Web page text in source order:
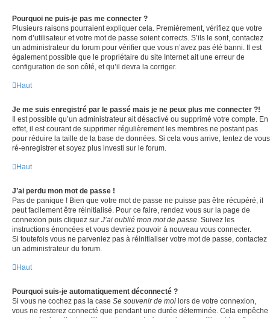
Pourquoi ne puis-je pas me connecter ?
Plusieurs raisons pourraient expliquer cela. Premièrement, vérifiez que votre
nom d’utilisateur et votre mot de passe soient corrects. S’ils le sont, contactez
un administrateur du forum pour vérifier que vous n’avez pas été banni. Il est
également possible que le propriétaire du site Internet ait une erreur de
configuration de son côté, et qu’il devra la corriger.
Haut
Je me suis enregistré par le passé mais je ne peux plus me connecter ?!
Il est possible qu’un administrateur ait désactivé ou supprimé votre compte. En
effet, il est courant de supprimer régulièrement les membres ne postant pas
pour réduire la taille de la base de données. Si cela vous arrive, tentez de vous
ré-enregistrer et soyez plus investi sur le forum.
Haut
J’ai perdu mon mot de passe !
Pas de panique ! Bien que votre mot de passe ne puisse pas être récupéré, il
peut facilement être réinitialisé. Pour ce faire, rendez vous sur la page de
connexion puis cliquez sur J’ai oublié mon mot de passe. Suivez les
instructions énoncées et vous devriez pouvoir à nouveau vous connecter.
Si toutefois vous ne parveniez pas à réinitialiser votre mot de passe, contactez
un administrateur du forum.
Haut
Pourquoi suis-je automatiquement déconnecté ?
Si vous ne cochez pas la case Se souvenir de moi lors de votre connexion,
vous ne resterez connecté que pendant une durée déterminée. Cela empêche